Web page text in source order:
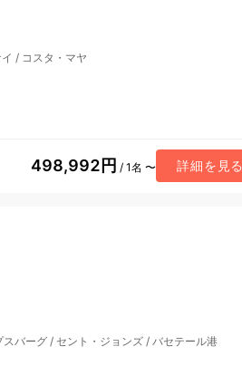
/ コスタ・マヤ
498,992円 / 1名 〜 詳細を見る
スバーグ/ セント・ジョンズ/ バセテール港